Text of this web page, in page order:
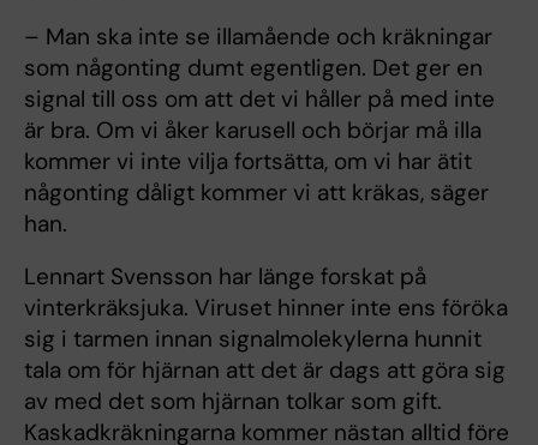
– Man ska inte se illamående och kräkningar
som någonting dumt egentligen. Det ger en
signal till oss om att det vi håller på med inte
är bra. Om vi åker karusell och börjar må illa
kommer vi inte vilja fortsätta, om vi har ätit
någonting dåligt kommer vi att kräkas, säger
han.
Lennart Svensson har länge forskat på
vinterkräksjuka. Viruset hinner inte ens föröka
sig i tarmen innan signalmolekylerna hunnit
tala om för hjärnan att det är dags att göra sig
av med det som hjärnan tolkar som gift.
Kaskadkräkningarna kommer nästan alltid före